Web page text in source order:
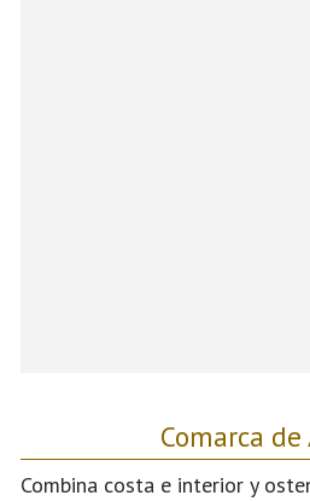
Comarca
Combina costa e interior y